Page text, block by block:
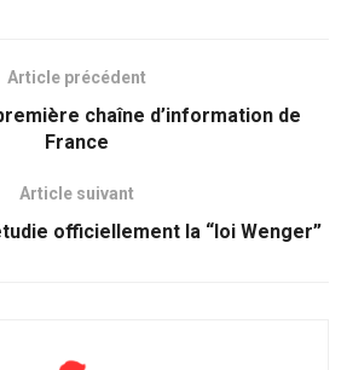
Article précédent
chaîne d’information de
France
Article suivant
officiellement la “loi Wenger”